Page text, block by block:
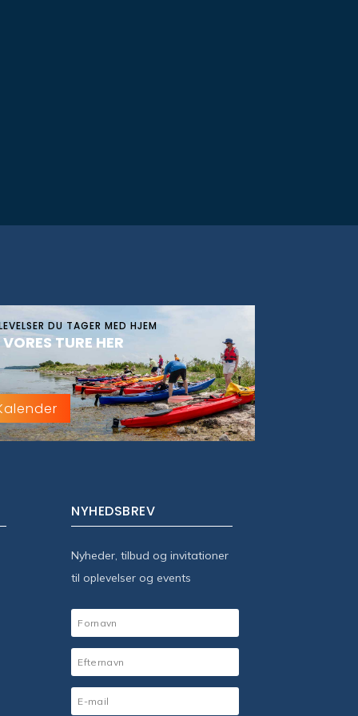
DU TAGER MED HJEM
VORES TURE HER
NYHEDSBREV
Nyheder, tilbud og invitationer
til oplevelser og events